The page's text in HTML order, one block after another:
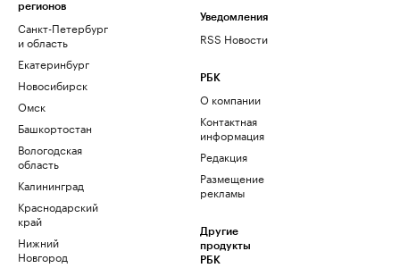
регионов
Санкт-Петербург
и область
Екатеринбург
Новосибирск
Омск
Башкортостан
Вологодская
область
Калининград
Краснодарский
край
Нижний
Новгород
Уведомления
RSS Новости
РБК
О компании
Контактная
информация
Редакция
Размещение
рекламы
Другие
продукты
РБК